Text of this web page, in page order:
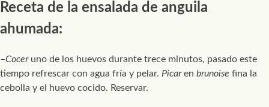
Receta de la ensalada de anguila
ahumada:
–Cocer uno de los huevos durante trece minutos, pasado este
tiempo refrescar con agua fría y pelar. Picaren brunoise fina la
cebolla y el huevo cocido. Reservar.